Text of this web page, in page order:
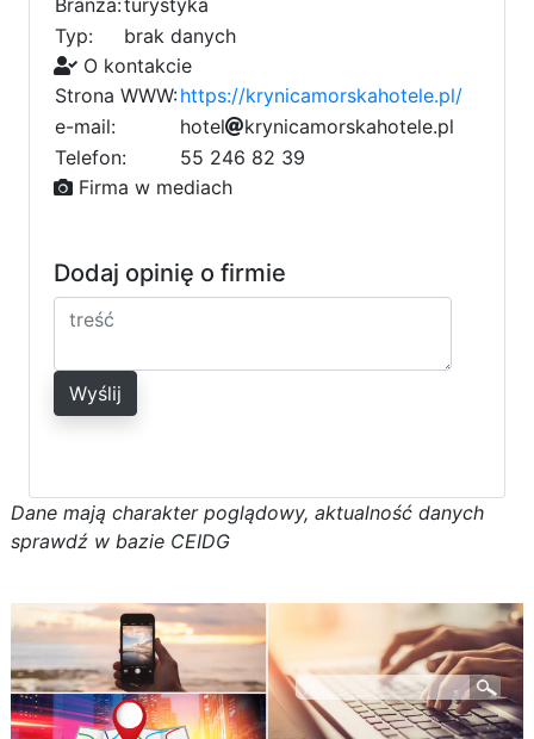
Typ:
brak danych
O kontakcie
Strona WWW:https://krynicamorskahotele.pl/
e-mail:
hot0
1
el6
d
b
krynicamorskd
ae
hb
otel6
e.pl
Telefon:
55 246 82 39
Firma w mediach
Dodaj opinię o firmie
Wyślij
Dane mają charakter poglądowy, aktualność danych
sprawdź w bazie CEIDG